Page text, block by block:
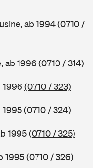
ab 1994(0710 /
ab 1996 (0710 / 314)
1996 (0710 / 323)
1995(0710 / 324)
1995(0710 / 325)
1995(0710 / 326)